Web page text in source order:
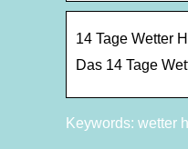
14 Tage Wetter
Das 14 Tage
Keywords: wetter